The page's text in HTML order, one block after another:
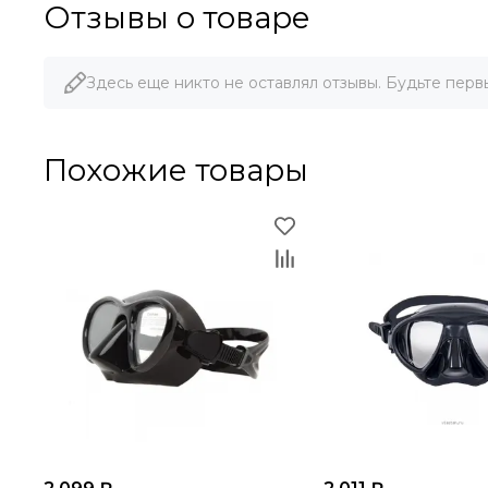
Отзывы о товаре
Здесь еще никто не оставлял отзывы. Будьте
Похожие товары